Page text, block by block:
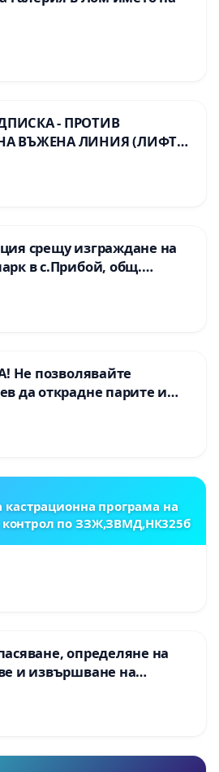
- ПРОТИВ
ВЪЖЕНА ЛИНИЯ (ЛИФТ)
НА ПРИРОДНА
„ХЪЛМ НА
(БУНАРДЖИК)
срещу изграждане на
в с.Прибой, общ.
Не позволявайте
да открадне парите и
програма на
по ЗЗЖ,ЗВМД,НК325б
определяне на
и извършване на
на
между пътен възел АМ
- с. Мирово - к.к.